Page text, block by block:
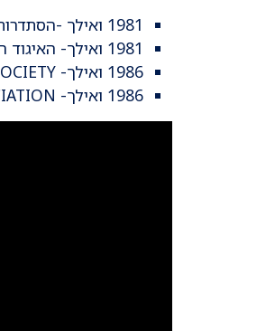
1981 ואילך -הסתדרות רפואית ישראלית
1981 ואילך- האיגוד הישראלי למיילדות וגניקולוגיה
1986 ואילך- INTERNATIONAL CONTINENCE SOCIETY
1986 ואילך- INTERNATIONAL UROGYNECOLOGYST ASSOCIATION